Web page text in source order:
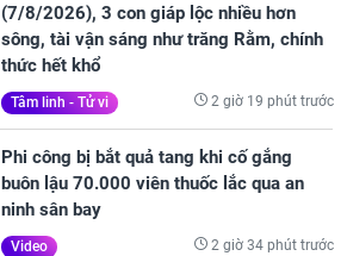
(7/8/2026), 3 con giáp lộc nhiều hơn
sông, tài vận sáng như trăng Rằm, chính
thức hết khổ
Tâm linh - Tử vi 2 giờ 19 phút trước
Phi công bị bắt quả tang khi cố gắng
buôn lậu 70.000 viên thuốc lắc qua an
ninh sân bay
Video 2 giờ 34 phút trước